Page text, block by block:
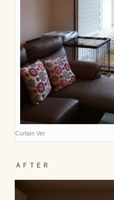
Curtain Ver
ＡＦＴＥＲ